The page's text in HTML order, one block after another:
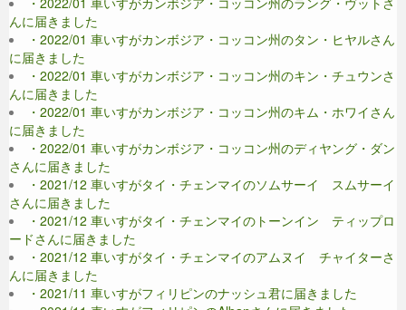
んに届きました
・2022/01 車いすがカンボジア・コッコン州のタン・ヒヤルさん
に届きました
・2022/01 車いすがカンボジア・コッコン州のキン・チュウンさ
んに届きました
・2022/01 車いすがカンボジア・コッコン州のキム・ホワイさん
に届きました
・2022/01 車いすがカンボジア・コッコン州のディヤング・ダン
さんに届きました
・2021/12 車いすがタイ・チェンマイのソムサーイ スムサーイ
さんに届きました
・2021/12 車いすがタイ・チェンマイのトーンイン ティップロ
ードさんに届きました
・2021/12 車いすがタイ・チェンマイのアムヌイ チャイターさ
んに届きました
・2021/11 車いすがフィリピンのナッシュ君に届きました